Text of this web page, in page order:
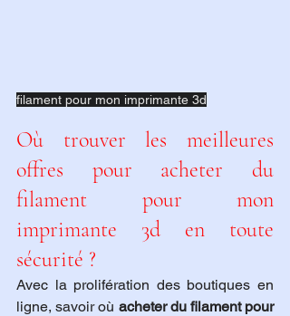
filament pour mon imprimante 3d
Où trouver les meilleures
offres pour acheter du
filament pour mon
imprimante 3d en toute
sécurité ?
Avec la prolifération des boutiques en
ligne, savoir où acheter du filament pour